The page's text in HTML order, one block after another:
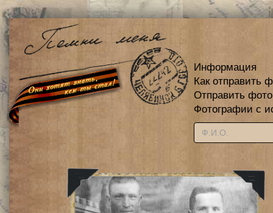
Информация
Как отправить
Отправить
Фотографии с